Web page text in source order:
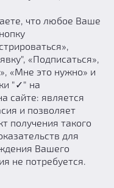
что любое Ваше
«Подписаться»,
«Мне это нужно» и
"✓" на
сайте: является
и позволяет
получения такого
для
Вашего
не потребуется.